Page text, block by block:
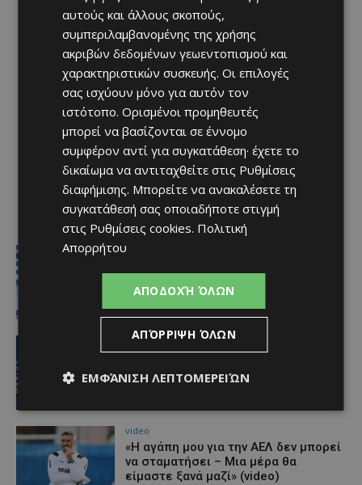
Ειδήσεις
κρατική επιδότηση
Afentiko - 07/08/2026
ΑΕΛ
Ποδοσφαιριστές μπορούν να
εγγράφονται στα μητρώα διαιτητών
(κανονισμοί και προϋποθέσεις)
video
«Η αγάπη μου για την ΑΕΛ δεν μπορεί
να σταματήσει – Μια μέρα θα
είμαστε ξανά μαζί» (video)
αυτούς και άλλους σκοπούς,
συμπεριλαμβανομένης της χρήσης
ακριβών δεδομένων γεωεντοπισμού και
χαρακτηριστικών συσκευής. Οι επιλογές
σας ισχύουν μόνο για αυτόν τον
ιστότοπο. Ορισμένοι προμηθευτές
μπορεί να βασίζονται σε έννομο
συμφέρον αντί για συγκατάθεση· έχετε το
δικαίωμα να αντιταχθείτε στις Ρυθμίσεις
διαφήμισης. Μπορείτε να ανακαλέσετε τη
συγκατάθεσή σας οποιαδήποτε στιγμή
στις Ρυθμίσεις cookies. Πολιτική
Απορρήτου
ΑΠΟΔΟΧΉ ΌΛΩΝ
ΑΠΌΡΡΙΨΗ ΌΛΩΝ
ΕΜΦΆΝΙΣΗ ΛΕΠΤΟΜΕΡΕΙΏΝ